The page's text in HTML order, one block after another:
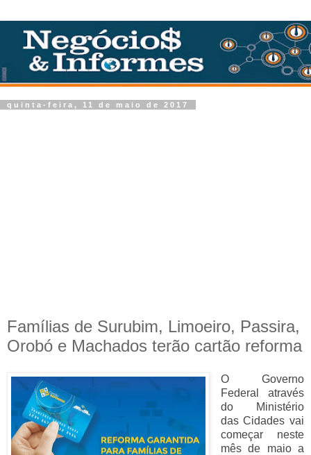
quinta-feira, 11 de maio de 2017
Famílias de Surubim, Limoeiro, Passira,
Orobó e Machados terão cartão reforma
O Governo
Federal através
do Ministério
das Cidades vai
começar neste
mês de maio a